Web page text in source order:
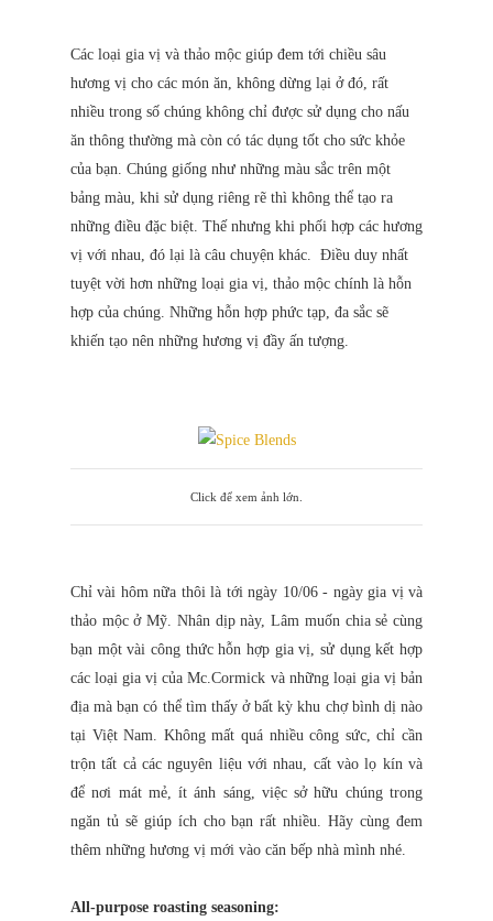
Các loại gia vị và thảo mộc giúp đem tới chiều sâu
hương vị cho các món ăn, không dừng lại ở đó, rất
nhiều trong số chúng không chỉ được sử dụng cho nấu
ăn thông thường mà còn có tác dụng tốt cho sức khỏe
của bạn. Chúng giống như những màu sắc trên một
bảng màu, khi sử dụng riêng rẽ thì không thể tạo ra
những điều đặc biệt. Thế nhưng khi phối hợp các hương
vị với nhau, đó lại là câu chuyện khác. Điều duy nhất
tuyệt vời hơn những loại gia vị, thảo mộc chính là hỗn
hợp của chúng. Những hỗn hợp phức tạp, đa sắc sẽ
khiến tạo nên những hương vị đầy ấn tượng.
Click để xem ảnh lớn.
Chỉ vài hôm nữa thôi là tới ngày 10/06 - ngày gia vị và
thảo mộc ở Mỹ. Nhân dịp này, Lâm muốn chia sẻ cùng
bạn một vài công thức hỗn hợp gia vị, sử dụng kết hợp
các loại gia vị của Mc.Cormick và những loại gia vị bản
địa mà bạn có thể tìm thấy ở bất kỳ khu chợ bình dị nào
tại Việt Nam. Không mất quá nhiều công sức, chỉ cần
trộn tất cả các nguyên liệu với nhau, cất vào lọ kín và
để nơi mát mẻ, ít ánh sáng, việc sở hữu chúng trong
ngăn tủ sẽ giúp ích cho bạn rất nhiều. Hãy cùng đem
thêm những hương vị mới vào căn bếp nhà mình nhé.
All-purpose roasting seasoning: